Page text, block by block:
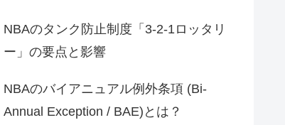
NBAのタンク防止制度「3-2-1ロッタリ
ー」の要点と影響
NBAのバイアニュアル例外条項 (Bi-
Annual Exception / BAE)とは？